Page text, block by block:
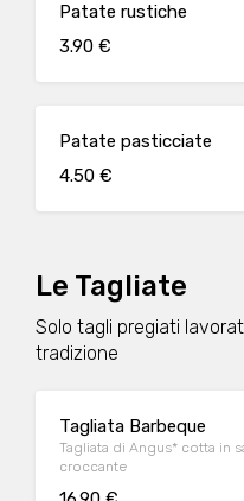
Patate rustiche
3.90 €
Patate pasticciate
4.50 €
Le Tagliate
Solo tagli pregiati
tradizione
Tagliata Barbeque
Tagliata di Angus* cotta in
croccante